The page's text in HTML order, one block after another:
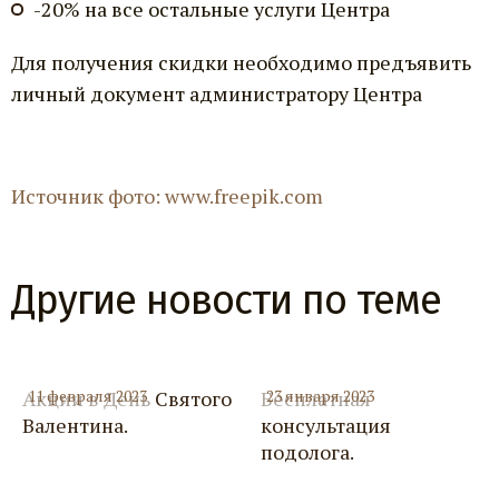
-20% на все остальные услуги Центра
Для получения скидки необходимо предъявить
личный документ администратору Центра
Источник фото: www.freepik.com
Другие новости по теме
11 февраля 2023
Акции в День Святого
Валентина.
23 января 2023
Бесплатная
консультация
подолога.